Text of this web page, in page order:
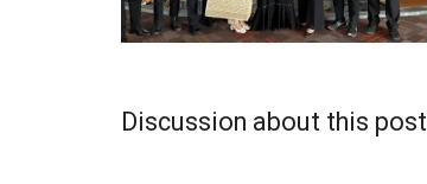
Discussion about this post